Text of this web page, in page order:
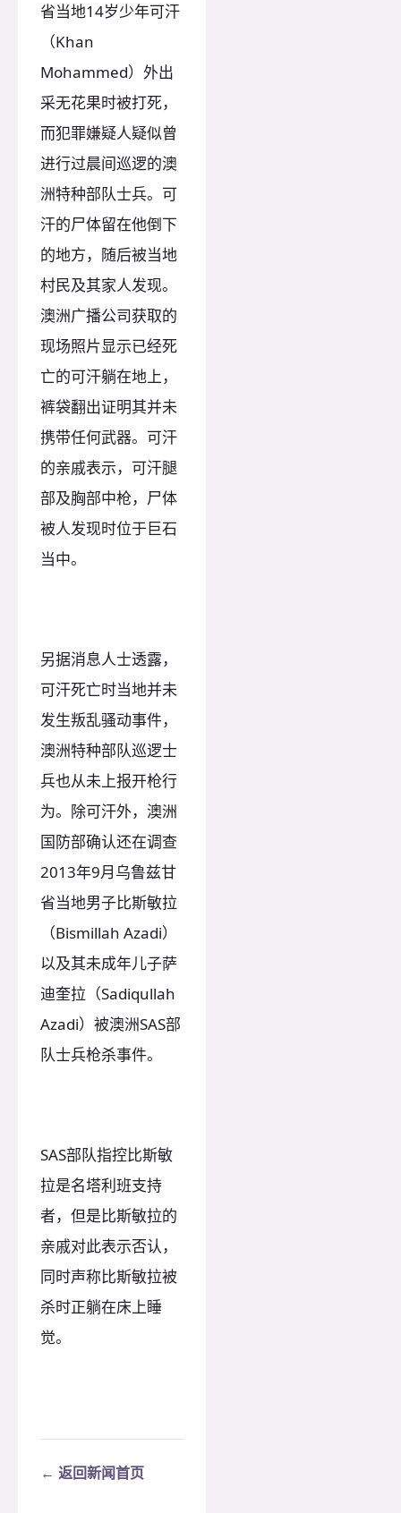
省当地14岁少年可汗
（Khan
Mohammed）外出
采无花果时被打死，
而犯罪嫌疑人疑似曾
进行过晨间巡逻的澳
洲特种部队士兵。可
汗的尸体留在他倒下
的地方，随后被当地
村民及其家人发现。
澳洲广播公司获取的
现场照片显示已经死
亡的可汗躺在地上，
裤袋翻出证明其并未
携带任何武器。可汗
的亲戚表示，可汗腿
部及胸部中枪，尸体
被人发现时位于巨石
当中。
另据消息人士透露，
可汗死亡时当地并未
发生叛乱骚动事件，
澳洲特种部队巡逻士
兵也从未上报开枪行
为。除可汗外，澳洲
国防部确认还在调查
2013年9月乌鲁兹甘
省当地男子比斯敏拉
（Bismillah Azadi）
以及其未成年儿子萨
迪奎拉（Sadiqullah
Azadi）被澳洲SAS部
队士兵枪杀事件。
SAS部队指控比斯敏
拉是名塔利班支持
者，但是比斯敏拉的
亲戚对此表示否认，
同时声称比斯敏拉被
杀时正躺在床上睡
觉。
← 返回新闻首页